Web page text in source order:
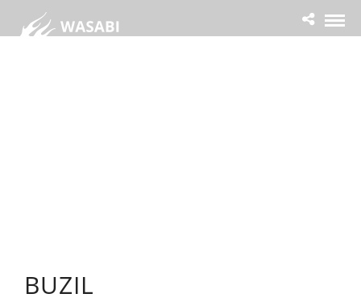
BUZIL